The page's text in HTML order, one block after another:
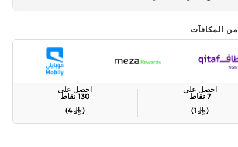
من المكافآت
احصل على
7 نقاط
(
1
)
احصل على
130نقاط
(
4
)